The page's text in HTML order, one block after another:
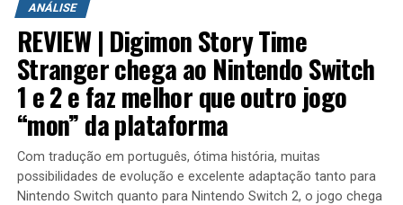
possível encontrar novas armas, aprimorar os
equipamentos com upgrades e completar diversas
missões que variam bastante em estrutura. Algumas
colocam o jogador contra grandes hordas de inimigos
em áreas abertas, enquanto outras acontecem em
regiões subterrâneas repletas de desafios, incluindo
inimigos mais poderosos e torres que precisam ser
destruídas dentro de um limite de tempo para que a
missão seja concluída.
ANÁLISE
REVIEW | Digimon Story Time
Stranger chega ao Nintendo Switch
1 e 2 e faz melhor que outro jogo
“mon” da plataforma
Com tradução em português, ótima história, muitas
possibilidades de evolução e excelente adaptação tanto para
Nintendo Switch quanto para Nintendo Switch 2, o jogo chega